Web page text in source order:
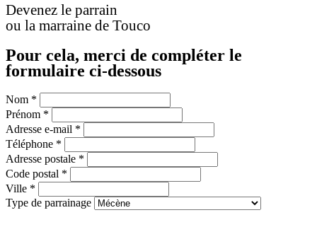
Devenez le parrain
ou la marraine de Touco
Pour cela, merci de compléter le
formulaire ci-dessous
Nom *
Prénom *
Adresse e-mail *
Téléphone *
Adresse postale *
Code postal *
Ville *
Type de parrainage